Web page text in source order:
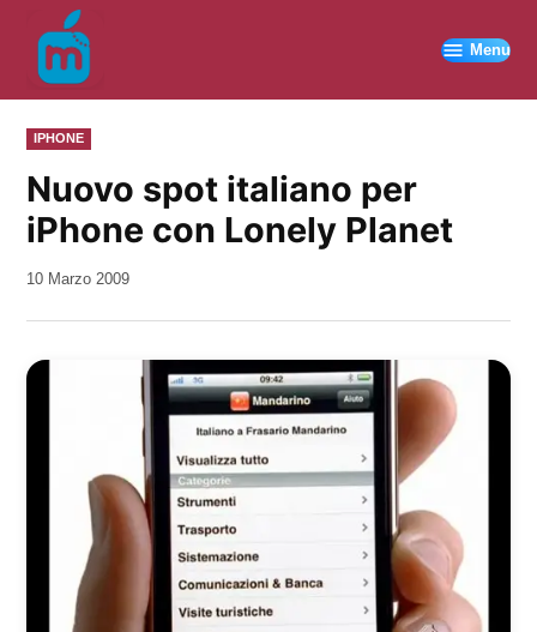
contenuto
Menu
PUBBLICATO
IN
IPHONE
Nuovo spot italiano per
iPhone con Lonely Planet
da
10 Marzo 2009